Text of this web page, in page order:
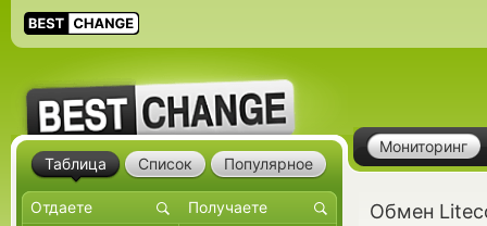
Мониторинг
Обмен
Таблица Список Популярное